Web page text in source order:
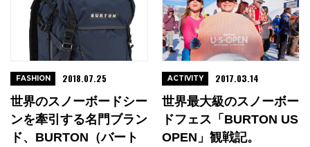
世界のスノーボードシー
ンを牽引する名門ブラン
ド、BURTON（バート
FASHION 2018.07.25
世界最大級のスノーボー
ドフェス「BURTON US
OPEN」観戦記。
ACTIVITY 2017.03.14